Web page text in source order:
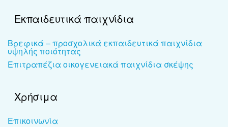
Εκπαιδευτικά παιχνίδια
Βρεφικά – προσχολικά εκπαιδευτικά παιχνίδια
υψηλής ποιότητας
Επιτραπέζια οικογενειακά παιχνίδια σκέψης
Χρήσιμα
Επικοινωνία